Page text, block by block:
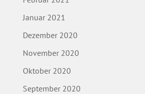
Januar 2021
Dezember 2020
November 2020
Oktober 2020
September 2020